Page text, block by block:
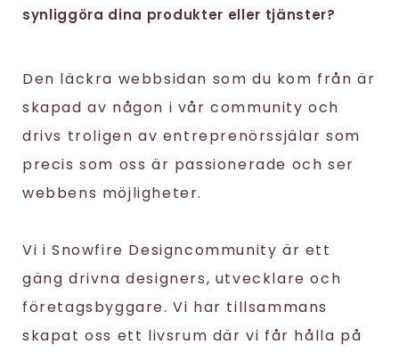
synliggöra dina produkter eller tjänster?
Den läckra webbsidan som du kom från är
skapad av någon i vår community och
drivs troligen av entreprenörssjälar som
precis som oss är passionerade och ser
webbens möjligheter.
Vi i Snowfire Designcommunity är ett
gäng drivna designers, utvecklare och
företagsbyggare. Vi har tillsammans
skapat oss ett livsrum där vi får hålla på